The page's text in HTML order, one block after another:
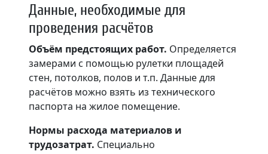
Данные, необходимые для
проведения расчётов
Объём предстоящих работ. Определяется
замерами с помощью рулетки площадей
стен, потолков, полов и т.п. Данные для
расчётов можно взять из технического
паспорта на жилое помещение.
Нормы расхода материалов и
трудозатрат. Специально